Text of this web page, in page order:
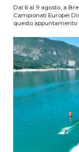
Dal 6 al 9 agosto, a
Campionati Europei
questo appuntamento